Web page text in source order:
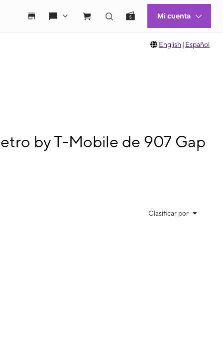
English | Español
by T-Mobile de 907 Gap
Clasificar por